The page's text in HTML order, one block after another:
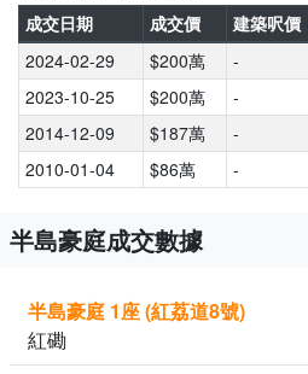
成交日期 成交價 建築呎價
2024-02-29
$200萬 -
2023-10-25
$200萬 -
2014-12-09
$187萬 -
2010-01-04
$86萬 -
半島豪庭成交數據
半島豪庭 1座 (紅荔道8號)
紅磡